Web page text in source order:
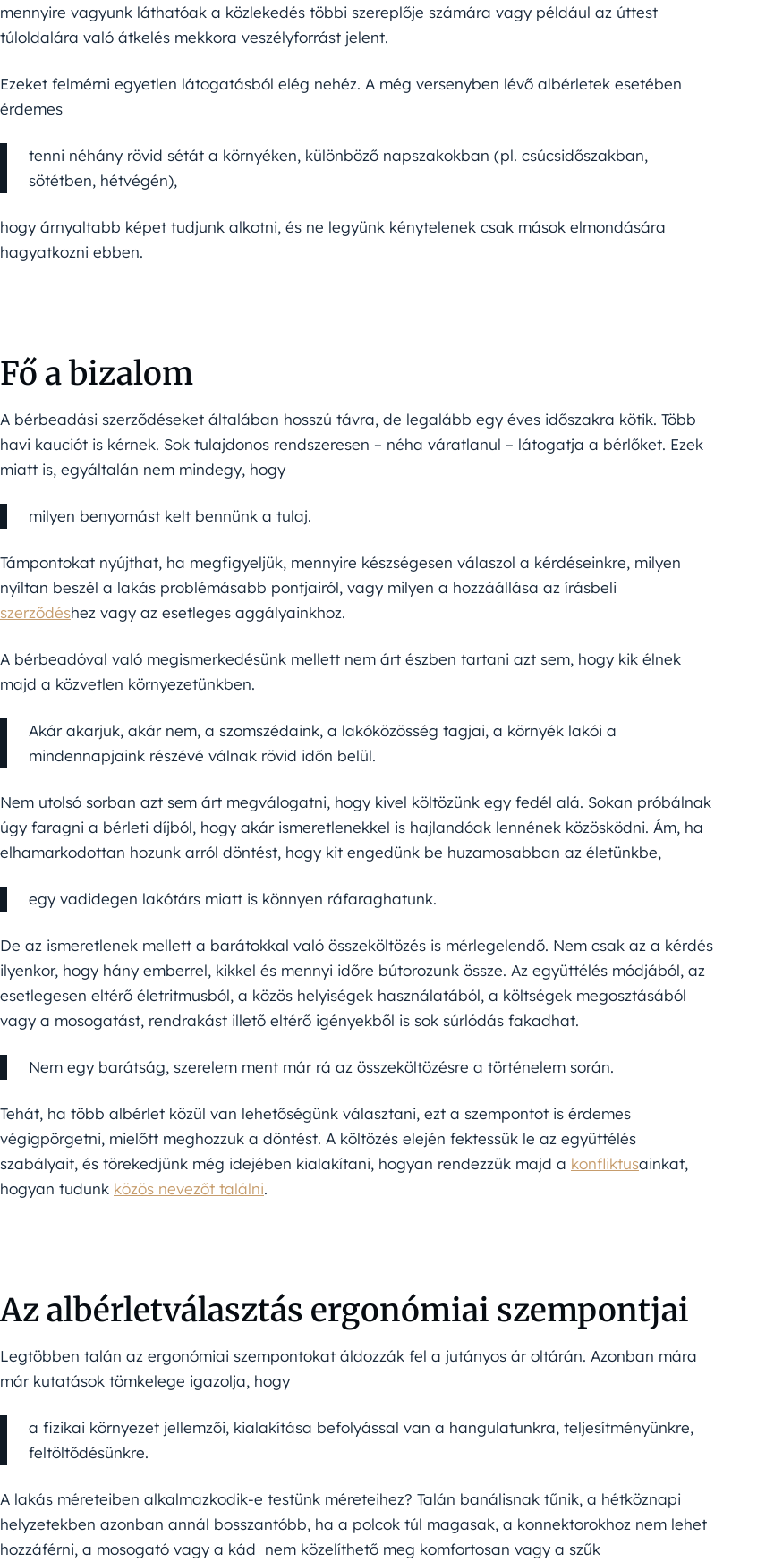
mennyire vagyunk láthatóak a közlekedés többi szereplője számára vagy például az úttest
túloldalára való átkelés mekkora veszélyforrást jelent.
Ezeket felmérni egyetlen látogatásból elég nehéz. A még versenyben lévő albérletek esetében
érdemes
tenni néhány rövid sétát a környéken, különböző napszakokban (pl. csúcsidőszakban,
sötétben, hétvégén),
hogy árnyaltabb képet tudjunk alkotni, és ne legyünk kénytelenek csak mások elmondására
hagyatkozni ebben.
Fő a bizalom
A bérbeadási szerződéseket általában hosszú távra, de legalább egy éves időszakra kötik. Több
havi kauciót is kérnek. Sok tulajdonos rendszeresen – néha váratlanul – látogatja a bérlőket. Ezek
miatt is, egyáltalán nem mindegy, hogy
milyen benyomást kelt bennünk a tulaj.
Támpontokat nyújthat, ha megfigyeljük, mennyire készségesen válaszol a kérdéseinkre, milyen
nyíltan beszél a lakás problémásabb pontjairól, vagy milyen a hozzáállása az írásbeli
szerződéshez vagy az esetleges aggályainkhoz.
A bérbeadóval való megismerkedésünk mellett nem árt észben tartani azt sem, hogy kik élnek
majd a közvetlen környezetünkben.
Akár akarjuk, akár nem, a szomszédaink, a lakóközösség tagjai, a környék lakói a
mindennapjaink részévé válnak rövid időn belül.
Nem utolsó sorban azt sem árt megválogatni, hogy kivel költözünk egy fedél alá. Sokan próbálnak
úgy faragni a bérleti díjból, hogy akár ismeretlenekkel is hajlandóak lennének közösködni. Ám, ha
elhamarkodottan hozunk arról döntést, hogy kit engedünk be huzamosabban az életünkbe,
egy vadidegen lakótárs miatt is könnyen ráfaraghatunk.
De az ismeretlenek mellett a barátokkal való összeköltözés is mérlegelendő. Nem csak az a kérdés
ilyenkor, hogy hány emberrel, kikkel és mennyi időre bútorozunk össze. Az együttélés módjából, az
esetlegesen eltérő életritmusból, a közös helyiségek használatából, a költségek megosztásából
vagy a mosogatást, rendrakást illető eltérő igényekből is sok súrlódás fakadhat.
Nem egy barátság, szerelem ment már rá az összeköltözésre a történelem során.
Tehát, ha több albérlet közül van lehetőségünk választani, ezt a szempontot is érdemes
végigpörgetni, mielőtt meghozzuk a döntést. A költözés elején fektessük le az együttélés
szabályait, és törekedjünk még idejében kialakítani, hogyan rendezzük majd a konfliktusainkat,
hogyan tudunk közös nevezőt találni.
Az albérletválasztás ergonómiai szempontjai
Legtöbben talán az ergonómiai szempontokat áldozzák fel a jutányos ár oltárán. Azonban mára
már kutatások tömkelege igazolja, hogy
a fizikai környezet jellemzői, kialakítása befolyással van a hangulatunkra, teljesítményünkre,
feltöltődésünkre.
A lakás méreteiben alkalmazkodik-e testünk méreteihez? Talán banálisnak tűnik, a hétköznapi
helyzetekben azonban annál bosszantóbb, ha a polcok túl magasak, a konnektorokhoz nem lehet
hozzáférni, a mosogató vagy a kád nem közelíthető meg komfortosan vagy a szűk